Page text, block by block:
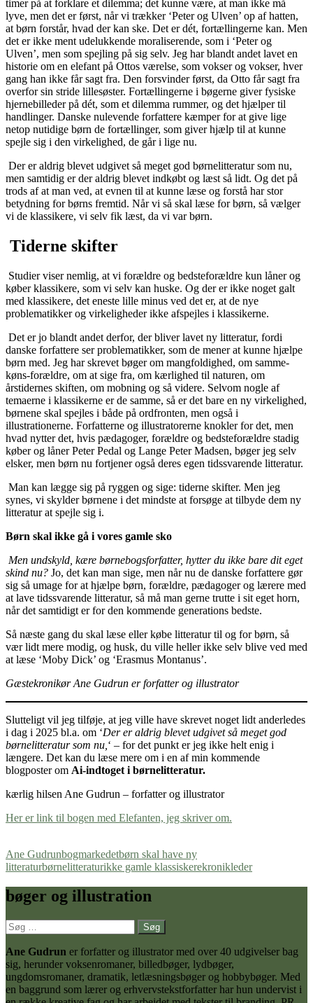
timer på at forklare et dilemma; det kunne være, at man ikke må
lyve, men det er først, når vi trækker ‘Peter og Ulven’ op af hatten,
at børn forstår, hvad der kan ske. Det er dét, fortællingerne kan. Men
det er ikke ment udelukkende moraliserende, som i ‘Peter og
Ulven’, men som spejling på sig selv. Jeg har blandt andet lavet en
historie om en elefant på Ottos værelse, som vokser og vokser, hver
gang han ikke får sagt fra. Den forsvinder først, da Otto får sagt fra
overfor sin stride lillesøster. Fortællingerne i bøgerne giver fysiske
hjernebilleder på dét, som et dilemma rummer, og det hjælper til
handlinger. Danske nulevende forfattere kæmper for at give lige
netop nutidige børn de fortællinger, som giver hjælp til at kunne
spejle sig i den virkelighed, de går i lige nu.
Der er aldrig blevet udgivet så meget god børnelitteratur som nu,
men samtidig er der aldrig blevet indkøbt og læst så lidt. Og det på
trods af at man ved, at evnen til at kunne læse og forstå har stor
betydning for børns fremtid. Når vi så skal læse for børn, så vælger
vi de klassikere, vi selv fik læst, da vi var børn.
Tiderne skifter
Studier viser nemlig, at vi forældre og bedsteforældre kun låner og
køber klassikere, som vi selv kan huske. Og der er ikke noget galt
med klassikere, det eneste lille minus ved det er, at de nye
problematikker og virkeligheder ikke afspejles i klassikerne.
Det er jo blandt andet derfor, der bliver lavet ny litteratur, fordi
danske forfattere ser problematikker, som de mener at kunne hjælpe
børn med. Jeg har skrevet bøger om mangfoldighed, om samme-
køns-forældre, om at sige fra, om kærlighed til naturen, om
årstidernes skiften, om mobning og så videre. Selvom nogle af
temaerne i klassikerne er de samme, så er det bare en ny virkelighed,
børnene skal spejles i både på ordfronten, men også i
illustrationerne. Forfatterne og illustratorerne knokler for det, men
hvad nytter det, hvis pædagoger, forældre og bedsteforældre stadig
køber og låner Peter Pedal og Lange Peter Madsen, bøger jeg selv
elsker, men børn nu fortjener også deres egen tidssvarende litteratur.
Man kan lægge sig på ryggen og sige: tiderne skifter. Men jeg
synes, vi skylder børnene i det mindste at forsøge at tilbyde dem ny
litteratur at spejle sig i.
Børn skal ikke gå i vores gamle sko
Men undskyld, kære børnebogsforfatter, hytter du ikke bare dit eget
skind nu? Jo, det kan man sige, men når nu de danske forfattere gør
sig så umage for at hjælpe børn, forældre, pædagoger og lærere med
at lave tidssvarende litteratur, så må man gerne trutte i sit eget horn,
når det samtidigt er for den kommende generations bedste.
Så næste gang du skal læse eller købe litteratur til og for børn, så
vær lidt mere modig, og husk, du ville heller ikke selv blive ved med
at læse ‘Moby Dick’ og ‘Erasmus Montanus’.
Gæstekronikør Ane Gudrun er forfatter og illustrator
Slutteligt vil jeg tilføje, at jeg ville have skrevet noget lidt anderledes
i dag i 2025 bl.a. om ‘Der er aldrig blevet udgivet så meget god
børnelitteratur som nu, ‘ – for det punkt er jeg ikke helt enig i
længere. Det kan du læse mere om i en af min kommende
blogposter om Ai-indtoget i børnelitteratur.
kærlig hilsen Ane Gudrun – forfatter og illustrator
Her er link til bogen med Elefanten, jeg skriver om.
Ane Gudrunbogmarkedetbørn skal have ny
litteraturbørnelitteraturikke gamle klassiskerekronikleder
bøger og illustration
Søg
efter:
Ane Gudrun er forfatter og illustrator med over 40 udgivelser bag
sig, herunder voksenromaner, billedbøger, lydbøger,
ungdomsromaner, dramatik, letlæsningsbøger og hobbybøger. Med
en baggrund som lærer og erhvervstekstforfatter har hun undervist i